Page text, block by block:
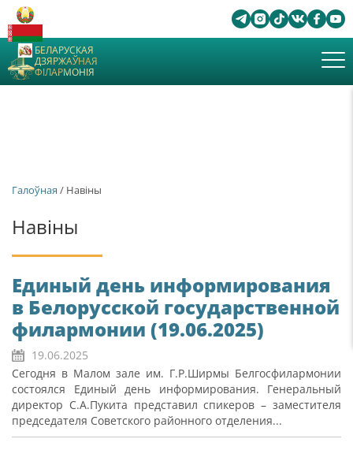
БЕЛАРУСКАЯ
ДЗЯРЖАЎНАЯ
ФІЛАРМОНІЯ
Галоўная / Навіны
Навіны
Единый день информирования
в Белорусской государственной
филармонии (19.06.2025)
19.06.2025
Сегодня в Малом зале им. Г.Р.Ширмы Белгосфилармонии
состоялся Единый день информирования. Генеральный
директор С.А.Пукита представил спикеров – заместителя
председателя Советского районного отделения...